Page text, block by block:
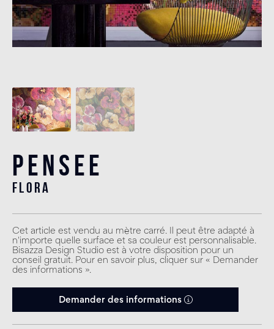
Pensee
flora
Cet article est vendu au mètre carré. Il peut être adapté à
n'importe quelle surface et sa couleur est personnalisable.
Bisazza Design Studio est à votre disposition pour un
conseil gratuit. Pour en savoir plus, cliquer sur « Demander
des informations ».
Demander des informations